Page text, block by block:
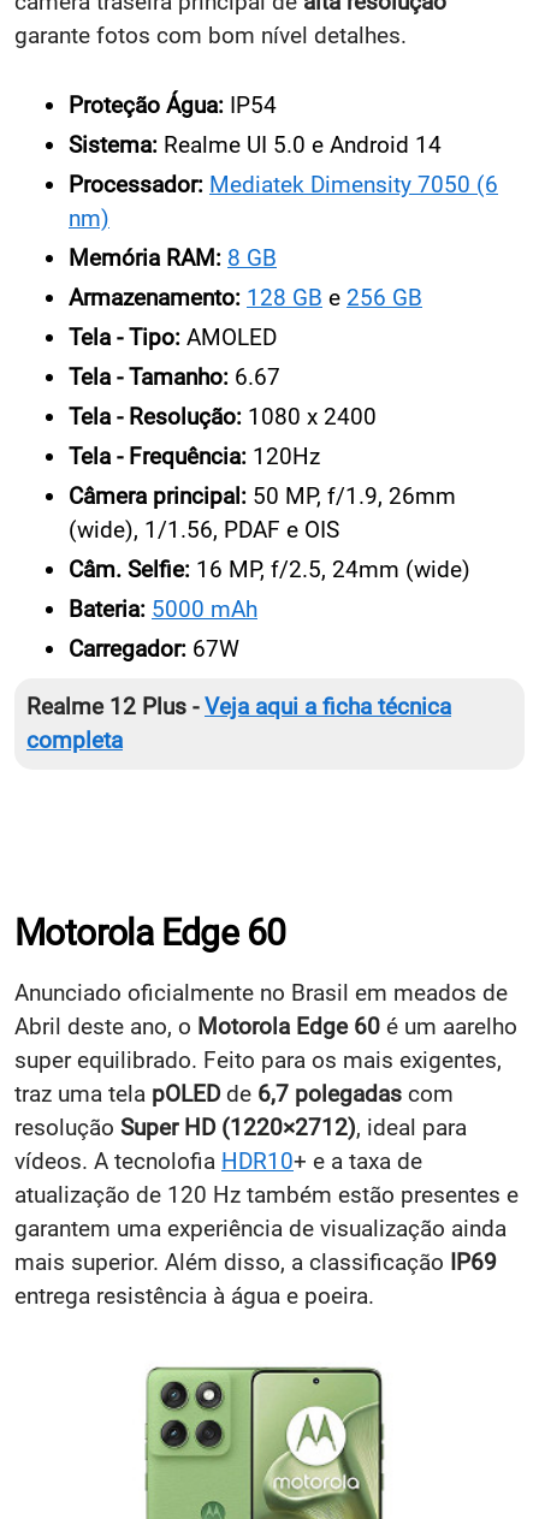
conteúdos mesmo na claridade. Além disso, sua
câmera traseira principal dealta resolução
garante fotos com bom nível detalhes.
Proteção Água:IP54
Sistema:Realme UI 5.0 e Android 14
Processador:
nm)
Memória RAM: 8 GB
Armazenamento: 128 GB
Tela - Tipo:AMOLED
Tela - Tamanho:6.67
Tela - Resolução:1080 x 2400
Tela - Frequência: 120Hz
Câmera principal:50 MP, f/1.9, 26mm
(wide), 1/1.56, PDAF e OIS
Câm. Selfie:16 MP, f/2.5, 24mm (wide)
Bateria: 5000 mAh
Carregador: 67W
Realme 12 Plus -
Motorola Edge 60
Anunciado oficialmente no Brasil em meados de
Abril deste ano, o Motorola Edge 60é um aarelho
super equilibrado. Feito para os mais exigentes,
traz uma telapOLEDde6,7 polegadascom
resoluçãoSuper HD (1220×2712), ideal para
vídeos. A tecnolofia HDR10+ e a taxa de
atualização de 120 Hz também estão presentes e
garantem uma experiência de visualização ainda
mais superior. Além disso, a classificação